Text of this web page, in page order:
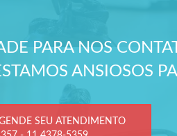
PARA NOS
ANSIOSOS
SEU ATENDIMENTO